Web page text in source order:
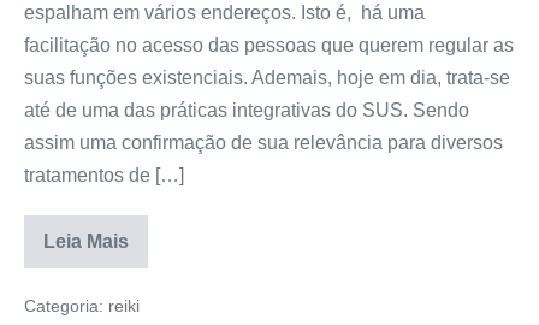
espalham em vários endereços. Isto é, há uma
facilitação no acesso das pessoas que querem regular as
suas funções existenciais. Ademais, hoje em dia, trata-se
até de uma das práticas integrativas do SUS. Sendo
assim uma confirmação de sua relevância para diversos
tratamentos de […]
Leia Mais
Categoria: reiki